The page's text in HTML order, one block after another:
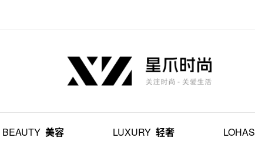
BEAUTY 美容 LUXURY 轻奢 LOHAS